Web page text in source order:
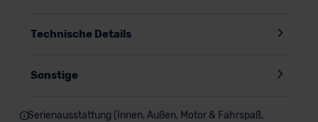
Technische Details
Sonstige
Serienausstattung (Innen, Außen, Motor & Fahrspaß,